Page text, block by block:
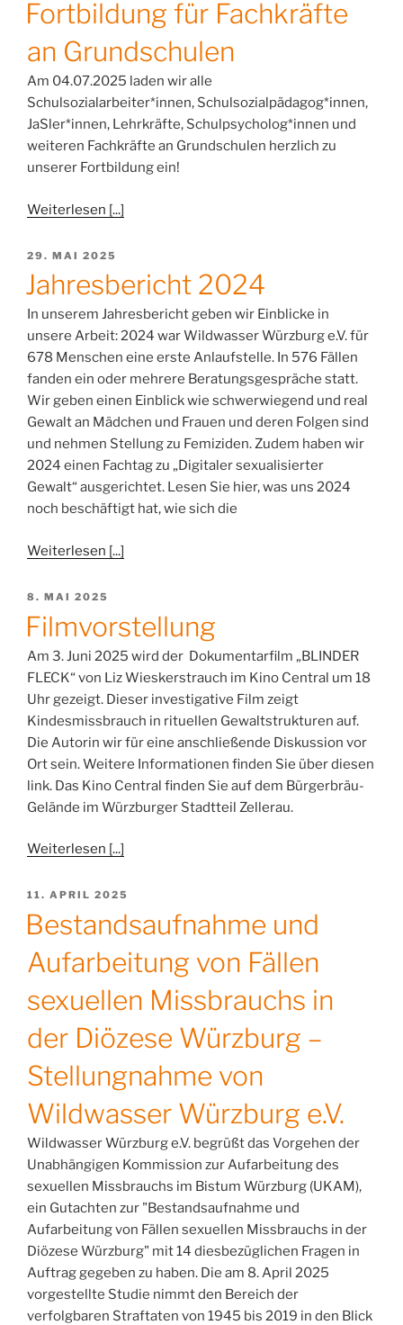
Fortbildung für Fachkräfte
an Grundschulen
Am 04.07.2025 laden wir alle
Schulsozialarbeiter*innen, Schulsozialpädagog*innen,
JaSler*innen, Lehrkräfte, Schulpsycholog*innen und
weiteren Fachkräfte an Grundschulen herzlich zu
unserer Fortbildung ein!
Weiterlesen [...]
VERÖFFENTLICHT
29. MAI 2025
Jahresbericht 2024
In unserem Jahresbericht geben wir Einblicke in
unsere Arbeit: 2024 war Wildwasser Würzburg e.V. für
678 Menschen eine erste Anlaufstelle. In 576 Fällen
fanden ein oder mehrere Beratungsgespräche statt.
Wir geben einen Einblick wie schwerwiegend und real
Gewalt an Mädchen und Frauen und deren Folgen sind
und nehmen Stellung zu Femiziden. Zudem haben wir
2024 einen Fachtag zu „Digitaler sexualisierter
Gewalt“ ausgerichtet. Lesen Sie hier, was uns 2024
noch beschäftigt hat, wie sich die
Weiterlesen [...]
VERÖFFENTLICHT
8. MAI 2025
Filmvorstellung
Am 3. Juni 2025 wird der Dokumentarfilm „BLINDER
FLECK“ von Liz Wieskerstrauch im Kino Central um 18
Uhr gezeigt. Dieser investigative Film zeigt
Kindesmissbrauch in rituellen Gewaltstrukturen auf.
Die Autorin wir für eine anschließende Diskussion vor
Ort sein. Weitere Informationen finden Sie über diesen
link. Das Kino Central finden Sie auf dem Bürgerbräu-
Gelände im Würzburger Stadtteil Zellerau.
Weiterlesen [...]
VERÖFFENTLICHT
11. APRIL 2025
Bestandsaufnahme und
Aufarbeitung von Fällen
sexuellen Missbrauchs in
der Diözese Würzburg –
Stellungnahme von
Wildwasser Würzburg e.V.
Wildwasser Würzburg e.V. begrüßt das Vorgehen der
Unabhängigen Kommission zur Aufarbeitung des
sexuellen Missbrauchs im Bistum Würzburg (UKAM),
ein Gutachten zur "Bestandsaufnahme und
Aufarbeitung von Fällen sexuellen Missbrauchs in der
Diözese Würzburg" mit 14 diesbezüglichen Fragen in
Auftrag gegeben zu haben. Die am 8. April 2025
vorgestellte Studie nimmt den Bereich der
verfolgbaren Straftaten von 1945 bis 2019 in den Blick